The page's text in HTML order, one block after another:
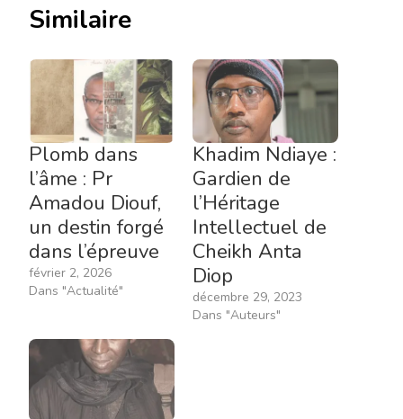
Similaire
Plomb dans
l’âme : Pr
Amadou Diouf,
un destin forgé
dans l’épreuve
février 2, 2026
Dans "Actualité"
Khadim Ndiaye :
Gardien de
l’Héritage
Intellectuel de
Cheikh Anta
Diop
décembre 29, 2023
Dans "Auteurs"